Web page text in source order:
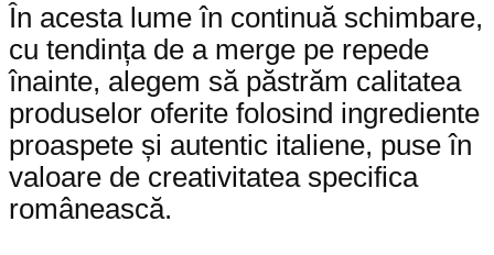
În acesta lume în continuă schimbare,
cu tendința de a merge pe repede
înainte, alegem să păstrăm calitatea
produselor oferite folosind ingrediente
proaspete și autentic italiene, puse în
valoare de creativitatea specifica
românească.